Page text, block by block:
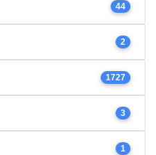
44
2
1727
3
1